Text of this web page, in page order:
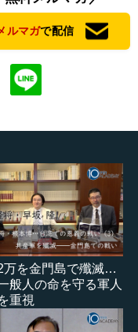
ルマガで配信
万を金門島で殲滅…
般人の命を守る軍人
重視